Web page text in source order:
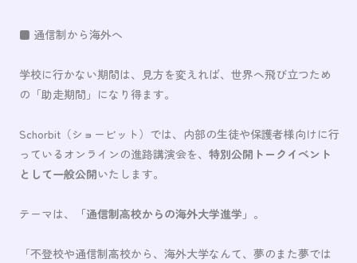
■ 通信制から海外へ
学校に行かない期間は、見方を変えれば、世界へ飛び立つため
の「助走期間」になり得ます。
Schorbit（ショービット）では、内部の生徒や保護者様向けに行
っているオンラインの進路講演会を、特別公開トークイベント
として一般公開いたします。
テーマは、 「通信制高校からの海外大学進学」 。
「不登校や通信制高校から、海外大学なんて、夢のまた夢では